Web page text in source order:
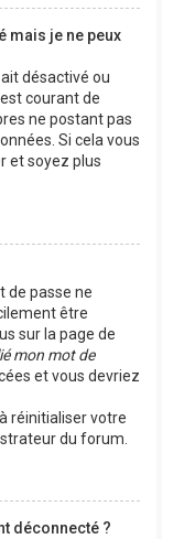
mais je ne peux
ait désactivé ou
courant de
ne postant pas
Si cela vous
et soyez plus
de passe ne
être
sur la page de
mon mot de
et vous devriez
réinitialiser votre
du forum.
déconnecté ?